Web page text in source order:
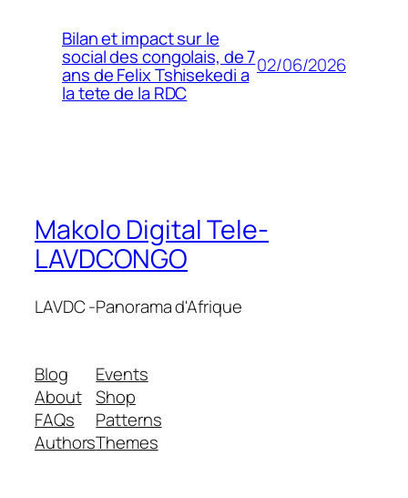
Bilan et impact sur le
social des congolais, de 7
ans de Felix Tshisekedi a
la tete de la RDC
02/06/2026
Makolo Digital Tele-
LAVDCONGO
LAVDC -Panorama d'Afrique
Blog
About
FAQs
Authors
Events
Shop
Patterns
Themes